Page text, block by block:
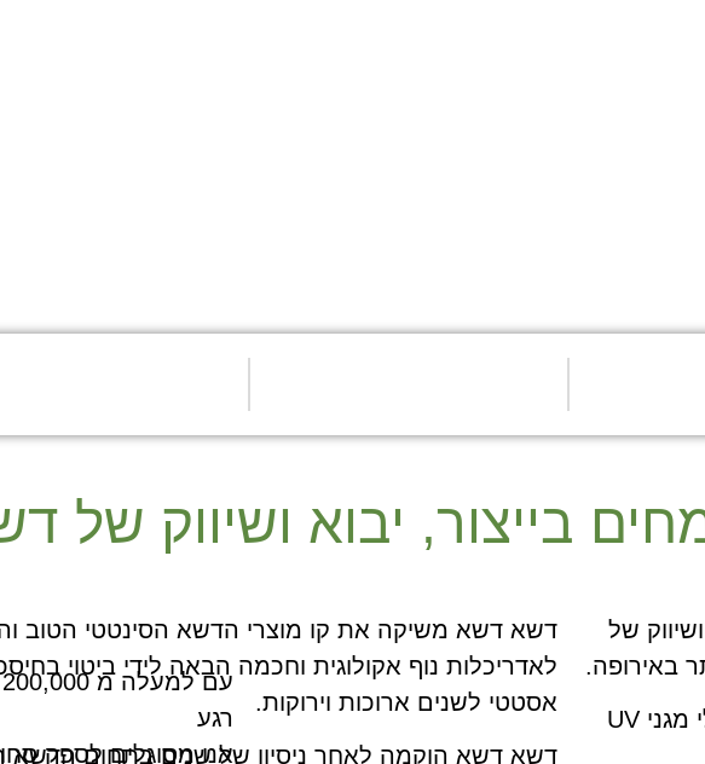
בייצור, יבוא ושיווק של
של
באירופה.
מוצרי דשא דשא מותאמים לאקלים הישראלי ובעלי מגני UV
דשא דשא משיקה את קו מוצרי הדשא הסינטטי הטוב
לאדריכלות נוף אקולוגית וחכמה הבאה לידי ביטוי
אסטטי לשנים ארוכות וירוקות.
דשא דשא הוקמה לאחר ניסיון של שנים בתחום הדשא
עם למעלה מ 200,000 מטר רבוע של
רגע